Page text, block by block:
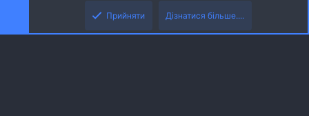
S
Прийняти Дізнатися більше....